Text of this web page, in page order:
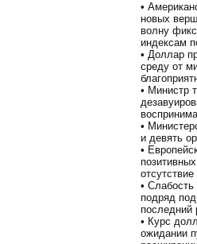
•
новых
волну
индексам
• Доллар
среду от
• Министр
•
и девять
•
•
подряд
последний
• Курс
ожидании